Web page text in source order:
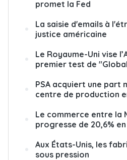
promet la Fed
La saisie d'emails à
justice américaine
Le Royaume-Uni vise
premier test de
PSA acquiert une part
centre de production
Le commerce entre la
progresse de 20,6% en
Aux États-Unis, les
sous pression